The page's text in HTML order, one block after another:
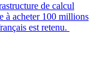
de calcul
à acheter 100 millions
est retenu.